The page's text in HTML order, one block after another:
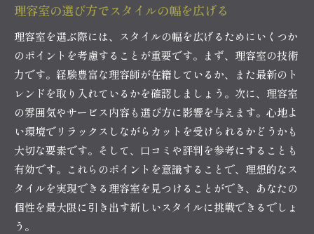
スタイル提案の裏にある理容室のポリシー
個性を尊重する理容室の取り組み
理容室のポリシーが提供するトレンド情報
安心できるケアとサービスの理由
理容室のポリシーがスタイルの基盤を作る
理容室が提供するスタイルの進化とこだわり
時代に合わせたスタイルの進化
理容室が追求する最新のスタイリング技術
こだわりのプロダクト選びと提案
スタイルの進化に伴う新しい技術
理容室の選び方でスタイルの幅を広げる
理容室を選ぶ際には、スタイルの幅を広げるためにいくつか
のポイントを考慮することが重要です。まず、理容室の技術
力です。経験豊富な理容師が在籍しているか、また最新のト
レンドを取り入れているかを確認しましょう。次に、理容室
の雰囲気やサービス内容も選び方に影響を与えます。心地よ
い環境でリラックスしながらカットを受けられるかどうかも
大切な要素です。そして、口コミや評判を参考にすることも
有効です。これらのポイントを意識することで、理想的なス
タイルを実現できる理容室を見つけることができ、あなたの
個性を最大限に引き出す新しいスタイルに挑戦できるでしょ
う。